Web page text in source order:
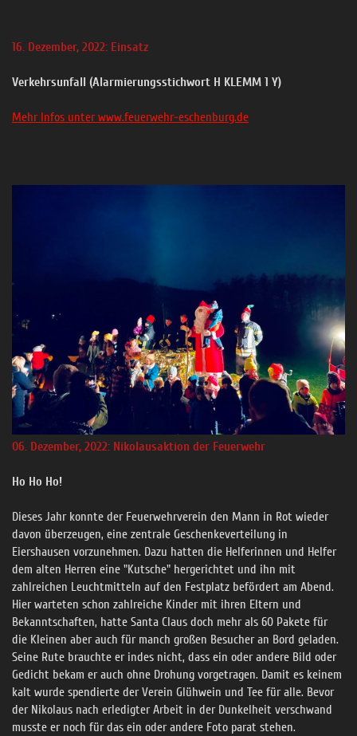
16. Dezember, 2022: Einsatz
Verkehrsunfall (Alarmierungsstichwort H KLEMM 1 Y)
Mehr Infos unter www.feuerwehr-eschenburg.de
06. Dezember, 2022: Nikolausaktion der Feuerwehr
Ho Ho Ho!
Dieses Jahr konnte der Feuerwehrverein den Mann in Rot wieder
davon überzeugen, eine zentrale Geschenkeverteilung in
Eiershausen vorzunehmen. Dazu hatten die Helferinnen und Helfer
dem alten Herren eine "Kutsche" hergerichtet und ihn mit
zahlreichen Leuchtmitteln auf den Festplatz befördert am Abend.
Hier warteten schon zahlreiche Kinder mit ihren Eltern und
Bekanntschaften, hatte Santa Claus doch mehr als 60 Pakete für
die Kleinen aber auch für manch großen Besucher an Bord geladen.
Seine Rute brauchte er indes nicht, dass ein oder andere Bild oder
Gedicht bekam er auch ohne Drohung vorgetragen. Damit es keinem
kalt wurde spendierte der Verein Glühwein und Tee für alle. Bevor
der Nikolaus nach erledigter Arbeit in der Dunkelheit verschwand
musste er noch für das ein oder andere Foto parat stehen.